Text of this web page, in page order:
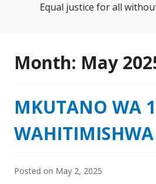
Equal justice for all
Month: May
MKUTANO WA
WAHITIMISHWA
Posted on May 2, 2025